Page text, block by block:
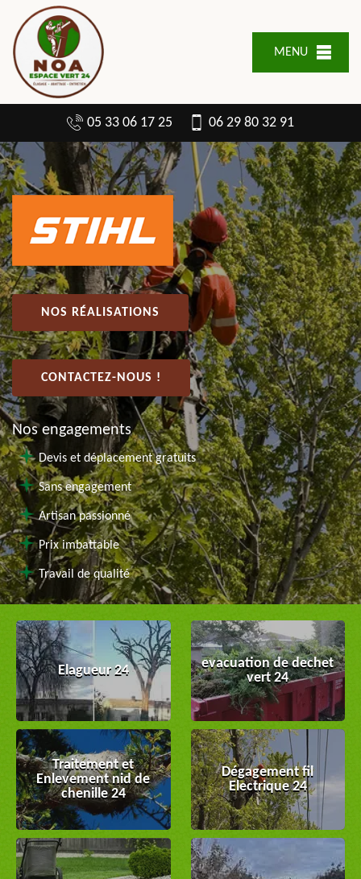
MENU
05 33 06 17 25 06 29 80 32 91
NOS RÉALISATIONS
CONTACTEZ-NOUS !
Nos engagements
Devis et déplacement gratuits
Sans engagement
Artisan passionné
Prix imbattable
Travail de qualité
Elagueur 24
evacuation de dechet
vert 24
Traitement et
Enlevement nid de
chenille 24
Dégagement fil
Electrique 24